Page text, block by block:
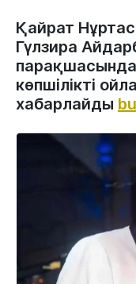
Қайрат
Гүлзира
көпшілікті
хабарлайды